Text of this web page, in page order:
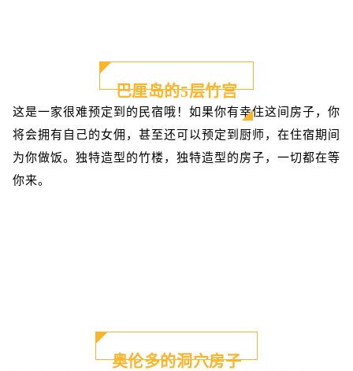
巴厘岛的5层竹宫
这是一家很难预定到的民宿哦！如果你有幸住这间房子，你
将会拥有自己的女佣，甚至还可以预定到厨师，在住宿期间
为你做饭。独特造型的竹楼，独特造型的房子，一切都在等
你来。
奥伦多的洞穴房子